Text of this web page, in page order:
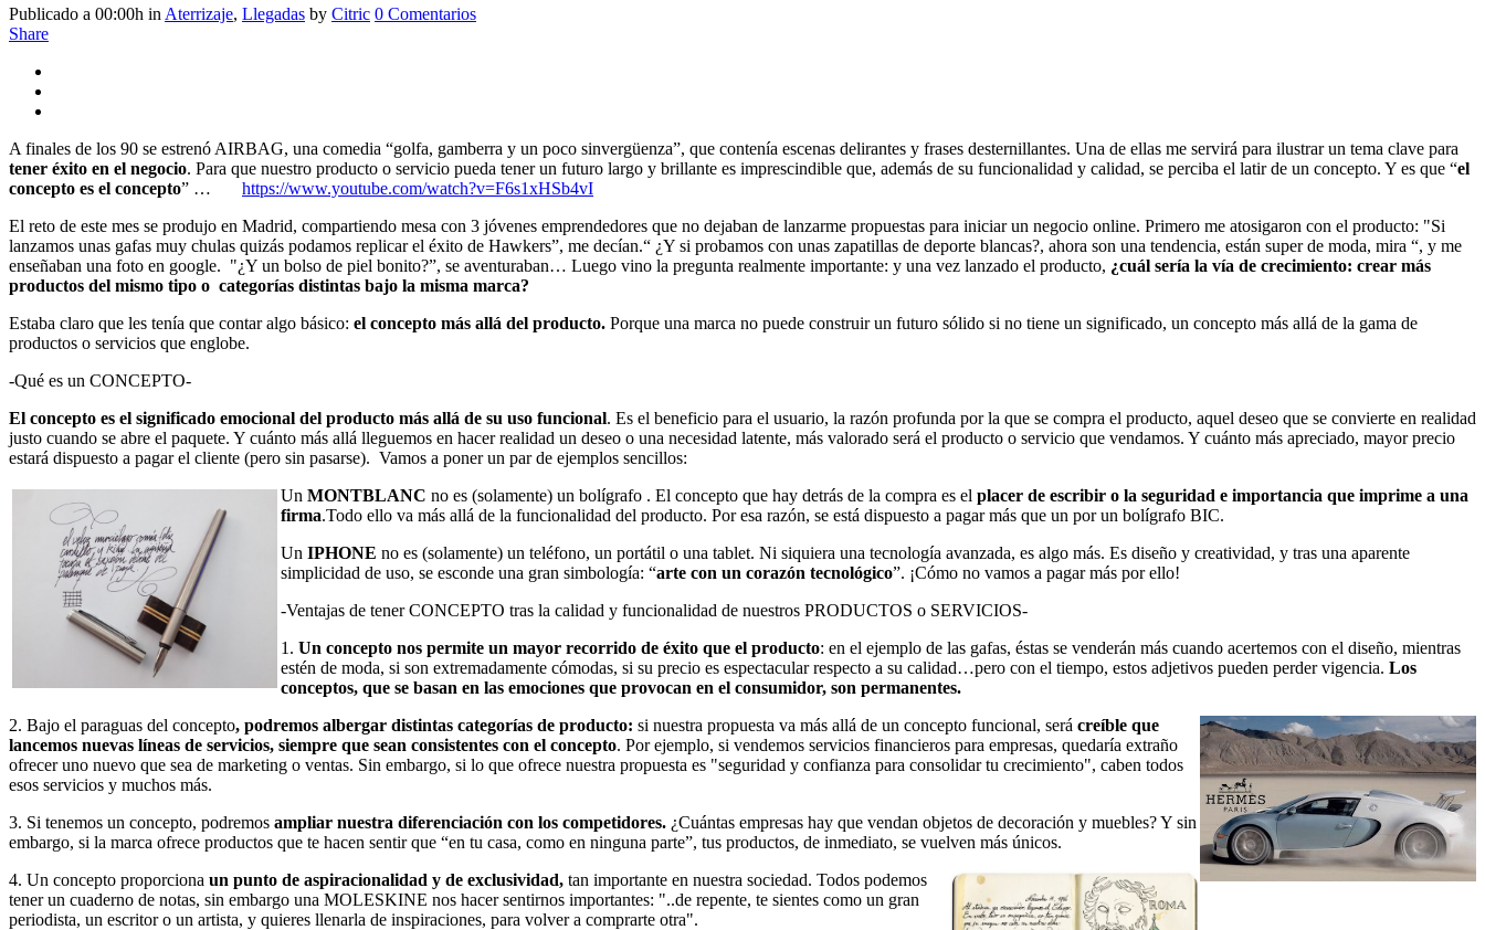
Publicado a 00:00h in Aterrizaje, Llegadas by Citric 0 Comentarios
Share
A finales de los 90 se estrenó AIRBAG, una comedia “golfa, gamberra y un poco sinvergüenza”, que contenía escenas delirantes y frases desternillantes. Una de ellas me servirá para ilustrar un tema clave para
tener éxito en el negocio. Para que nuestro producto o servicio pueda tener un futuro largo y brillante es imprescindible que, además de su funcionalidad y calidad, se perciba el latir de un concepto. Y es que “el
concepto es el concepto” … https://www.youtube.com/watch?v=F6s1xHSb4vI
El reto de este mes se produjo en Madrid, compartiendo mesa con 3 jóvenes emprendedores que no dejaban de lanzarme propuestas para iniciar un negocio online. Primero me atosigaron con el producto: "Si
lanzamos unas gafas muy chulas quizás podamos replicar el éxito de Hawkers”, me decían.“ ¿Y si probamos con unas zapatillas de deporte blancas?, ahora son una tendencia, están super de moda, mira “, y me
enseñaban una foto en google. "¿Y un bolso de piel bonito?”, se aventuraban… Luego vino la pregunta realmente importante: y una vez lanzado el producto, ¿cuál sería la vía de crecimiento: crear más
productos del mismo tipo o categorías distintas bajo la misma marca?
Estaba claro que les tenía que contar algo básico: el concepto más allá del producto. Porque una marca no puede construir un futuro sólido si no tiene un significado, un concepto más allá de la gama de
productos o servicios que englobe.
-Qué es un CONCEPTO-
El concepto es el significado emocional del producto más allá de su uso funcional. Es el beneficio para el usuario, la razón profunda por la que se compra el producto, aquel deseo que se convierte en realidad
justo cuando se abre el paquete. Y cuánto más allá lleguemos en hacer realidad un deseo o una necesidad latente, más valorado será el producto o servicio que vendamos. Y cuánto más apreciado, mayor precio
estará dispuesto a pagar el cliente (pero sin pasarse). Vamos a poner un par de ejemplos sencillos:
Un MONTBLANC no es (solamente) un bolígrafo . El concepto que hay detrás de la compra es el placer de escribir o la seguridad e importancia que imprime a una
firma.Todo ello va más allá de la funcionalidad del producto. Por esa razón, se está dispuesto a pagar más que un por un bolígrafo BIC.
Un IPHONE no es (solamente) un teléfono, un portátil o una tablet. Ni siquiera una tecnología avanzada, es algo más. Es diseño y creatividad, y tras una aparente
simplicidad de uso, se esconde una gran simbología: “arte con un corazón tecnológico”. ¡Cómo no vamos a pagar más por ello!
-Ventajas de tener CONCEPTO tras la calidad y funcionalidad de nuestros PRODUCTOS o SERVICIOS-
1. Un concepto nos permite un mayor recorrido de éxito que el producto: en el ejemplo de las gafas, éstas se venderán más cuando acertemos con el diseño, mientras
estén de moda, si son extremadamente cómodas, si su precio es espectacular respecto a su calidad…pero con el tiempo, estos adjetivos pueden perder vigencia. Los
conceptos, que se basan en las emociones que provocan en el consumidor, son permanentes.
2. Bajo el paraguas del concepto, podremos albergar distintas categorías de producto: si nuestra propuesta va más allá de un concepto funcional, será creíble que
lancemos nuevas líneas de servicios, siempre que sean consistentes con el concepto. Por ejemplo, si vendemos servicios financieros para empresas, quedaría extraño
ofrecer uno nuevo que sea de marketing o ventas. Sin embargo, si lo que ofrece nuestra propuesta es "seguridad y confianza para consolidar tu crecimiento", caben todos
esos servicios y muchos más.
3. Si tenemos un concepto, podremos ampliar nuestra diferenciación con los competidores. ¿Cuántas empresas hay que vendan objetos de decoración y muebles? Y sin
embargo, si la marca ofrece productos que te hacen sentir que “en tu casa, como en ninguna parte”, tus productos, de inmediato, se vuelven más únicos.
4. Un concepto proporciona un punto de aspiracionalidad y de exclusividad, tan importante en nuestra sociedad. Todos podemos
tener un cuaderno de notas, sin embargo una MOLESKINE nos hacer sentirnos importantes: "..de repente, te sientes como un gran
periodista, un escritor o un artista, y quieres llenarla de inspiraciones, para volver a comprarte otra".